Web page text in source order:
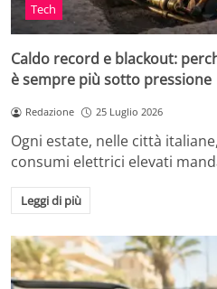
Tech
Caldo record e blackout:
è sempre più sotto pressione
Redazione 25 Luglio 2026
Ogni estate, nelle città
consumi elettrici elevati
Leggi di più